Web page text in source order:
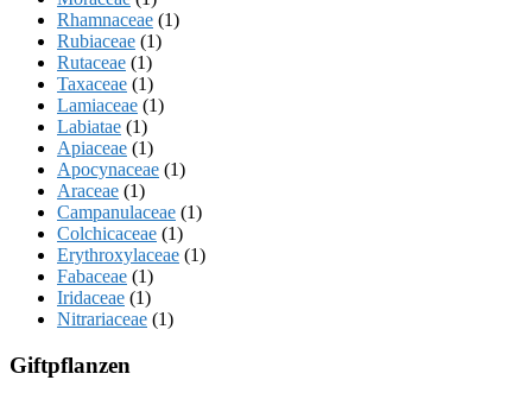
Rhamnaceae (1)
Rubiaceae (1)
Rutaceae (1)
Taxaceae (1)
Lamiaceae (1)
Labiatae (1)
Apiaceae (1)
Apocynaceae (1)
Araceae (1)
Campanulaceae (1)
Colchicaceae (1)
Erythroxylaceae (1)
Fabaceae (1)
Iridaceae (1)
Nitrariaceae (1)
Giftpflanzen